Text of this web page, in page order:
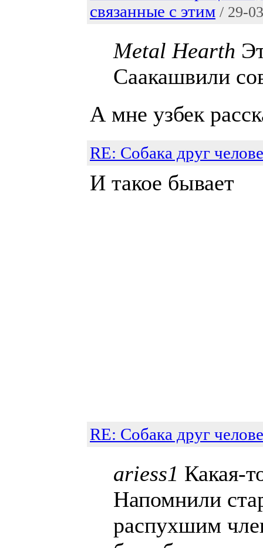
связанные с этим / 29-
Metal Hearth
Саакашвили
А мне узбек
RE: Собака друг
И такое бывает
RE: Собака друг
ariess1 Какая-
Напомнили
распухшим